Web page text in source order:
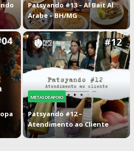
Patsyando #13 – Al Bait Al
Arabe – BH/MG
METAS DE APOIO
Patsyando #12 –
Atendimento ao Cliente